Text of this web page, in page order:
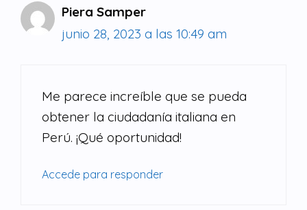
Piera Samper
junio 28, 2023 a las 10:49 am
Me parece increíble que se pueda
obtener la ciudadanía italiana en
Perú. ¡Qué oportunidad!
Accede para responder